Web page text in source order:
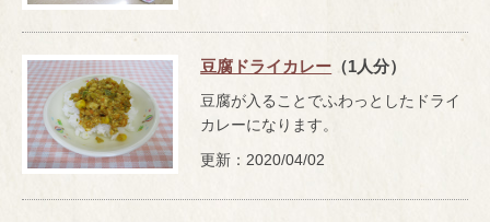
豆腐ドライカレー （1人分）
豆腐が入ることでふわっとしたドライ
カレーになります。
更新：2020/04/02